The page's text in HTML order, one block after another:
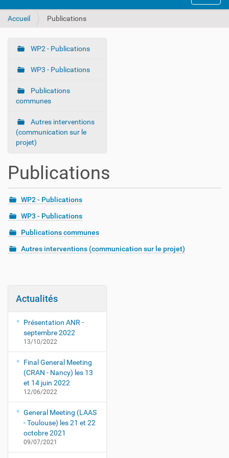
Accueil Publications
N
i
g
t
i
n
WP2 - Publications
WP3 - Publications
Publications
communes
Autres interventions
(communication sur le
projet)
Publications
WP2 - Publications
WP3 - Publications
Publications communes
Autres interventions (communication sur le projet)
Actualités
Présentation ANR -
septembre 2022
13/10/2022
Final General Meeting
(CRAN - Nancy) les 13
et 14 juin 2022
12/06/2022
General Meeting (LAAS
- Toulouse) les 21 et 22
octobre 2021
09/07/2021